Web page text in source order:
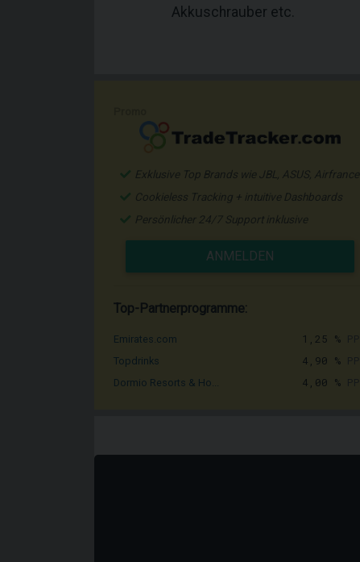
Akkuschrauber etc.
Exklusive Top Brands wie JBL, ASUS, Airfrance
Cookieless Tracking + intuitive Dashboards
Persönlicher 24/7 Support inklusive
ANMELDEN
Top-Partnerprogramme:
Emirates.com 1,25 %
Topdrinks 4,90 %
Dormio Resorts & Ho... 4,00 %